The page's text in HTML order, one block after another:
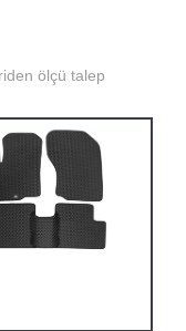
ölçü talep